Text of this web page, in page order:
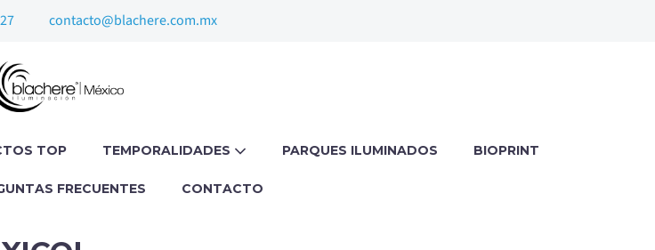
contacto@blachere.com.mx
TOP TEMPORALIDADES PARQUES ILUMINADOS BIOPRINT
FRECUENTES CONTACTO